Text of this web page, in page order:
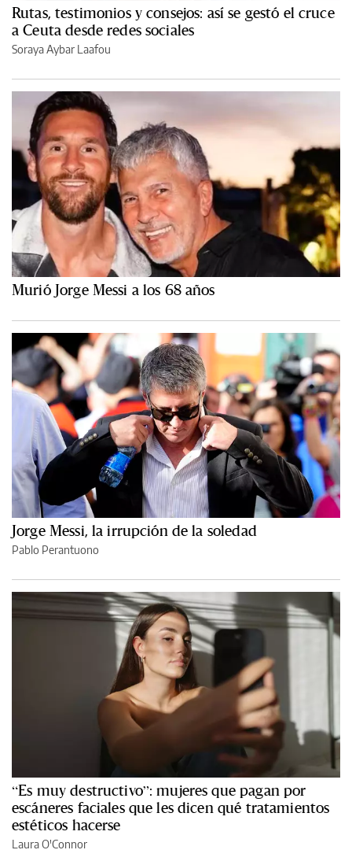
Rutas, testimonios y consejos: así se gestó el cruce
a Ceuta desde redes sociales
Soraya Aybar Laafou
Murió Jorge Messi a los 68 años
Jorge Messi, la irrupción de la soledad
Pablo Perantuono
“Es muy destructivo”: mujeres que pagan por
escáneres faciales que les dicen qué tratamientos
estéticos hacerse
Laura O'Connor